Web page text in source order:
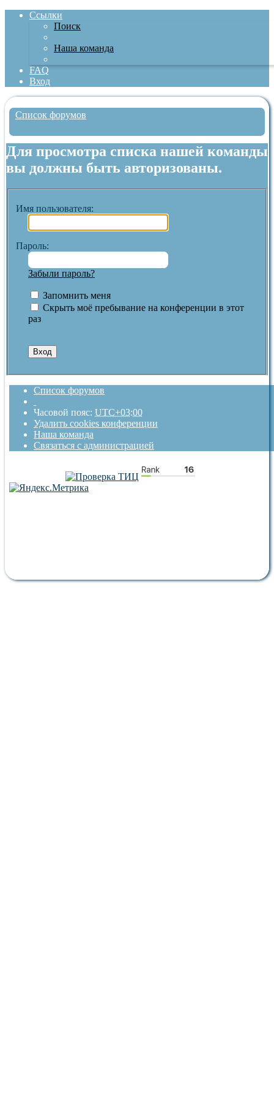
Ссылки
Поиск
Наша команда
FAQ
Вход
Список форумов
Для просмотра списка нашей команды
вы должны быть авторизованы.
Имя пользователя:
Пароль:
Забыли пароль?
Запомнить меня
Скрыть моё пребывание на конференции в этот
раз
Список форумов
Часовой пояс: UTC+03:00
Удалить cookies конференции
Наша команда
Связаться с администрацией